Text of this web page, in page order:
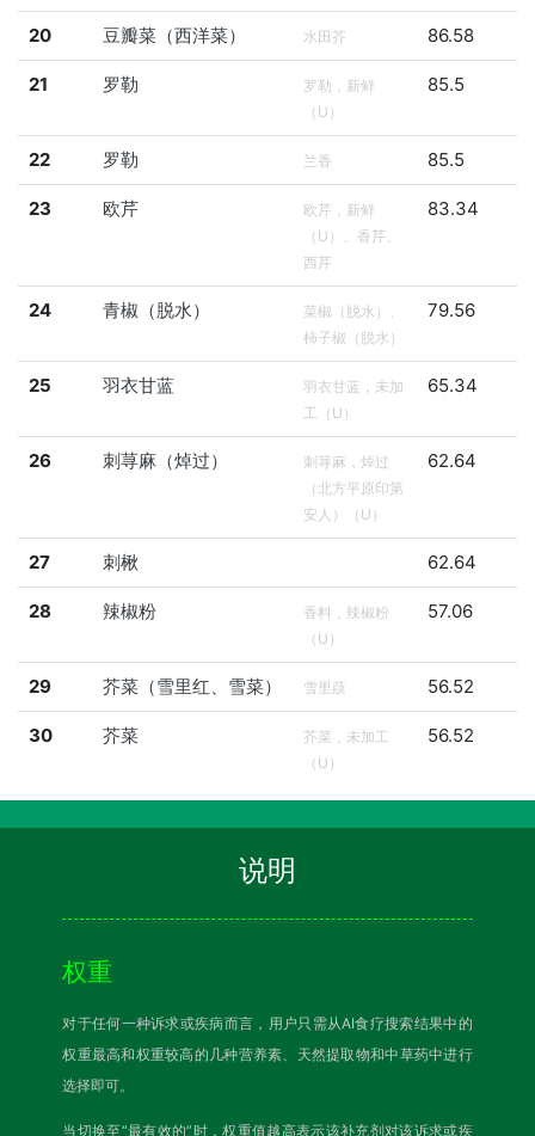
20 豆瓣菜（西洋菜） 水田芥 86.58
21 罗勒
罗勒，新鲜
（U）
85.5
22 罗勒 兰香 85.5
23 欧芹
欧芹，新鲜
（U）、香芹、
西芹
83.34
24 青椒（脱水）
菜椒（脱水）、
柿子椒（脱水）
79.56
25 羽衣甘蓝
羽衣甘蓝，未加
工（U）
65.34
26 刺荨麻（焯过）
刺荨麻，焯过
（北方平原印第
安人）（U）
62.64
27 刺楸 62.64
28 辣椒粉
香料，辣椒粉
（U）
57.06
29 芥菜（雪里红、雪菜） 雪里蕻 56.52
30 芥菜
芥菜，未加工
（U）
56.52
说明
权重
对于任何一种诉求或疾病而言，用户只需从AI食疗搜索结果中的
权重最高和权重较高的几种营养素、天然提取物和中草药中进行
选择即可。
当切换至“最有效的”时，权重值越高表示该补充剂对该诉求或疾